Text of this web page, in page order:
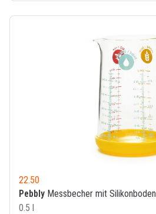
22.50
Pebbly Messbecher mit Silikonboden
0.5 l